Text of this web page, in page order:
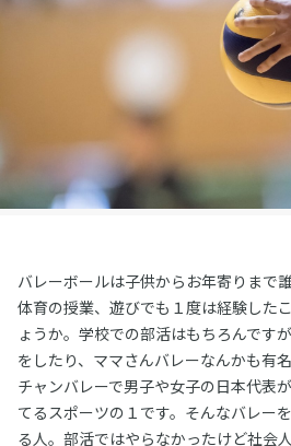
バレーボールは子供からお年寄りまで
体育の授業、遊びでも１度は経験した
ょうか。学校での部活はもちろんです
をしたり、ママさんバレーなんかも有
チャンバレーで男子や女子の日本代表
てるスポーツの１です。そんなバレー
る人。部活ではやらなかったけど社会